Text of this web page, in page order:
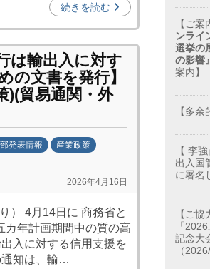
続きを読む
は輸出入に対す
の文書を発行】
)(貿易通関・外
発表情報
産業政策
2026年4月16日
） 4月14日に 商務省と
カ年計画期間中の質の高
入に対する信用支援を
通知は、輸…
【ご案
ンライ
選挙の
の影響
案内】
【多余
【 李
出入国
に署名
【ご
「
記念大
（